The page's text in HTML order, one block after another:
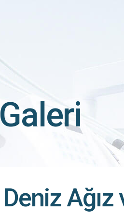
Galeri
Deniz Ağız